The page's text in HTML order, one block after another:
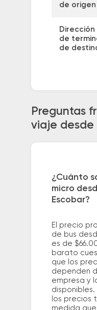
de origen
Dirección
de
de
Preguntas
viaje desde
¿Cuánto
micro
Escobar?
El precio
de bus
es de
barato
que los
dependen
empresa y
los precios
medida